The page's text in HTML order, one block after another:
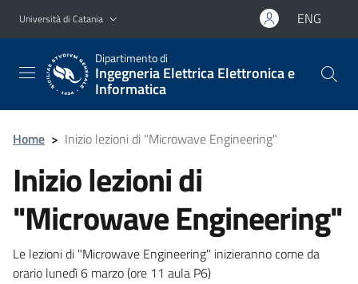
Vai al contenuto principale
Vai al menu di navigazione
Università di Catania ENG
Dipartimento di
Ingegneria Elettrica Elettronica e
Informatica
Home > Inizio lezioni di "Microwave Engineering"
Inizio lezioni di
"Microwave Engineering"
Le lezioni di "Microwave Engineering" inizieranno come da
orario lunedì 6 marzo (ore 11 aula P6)